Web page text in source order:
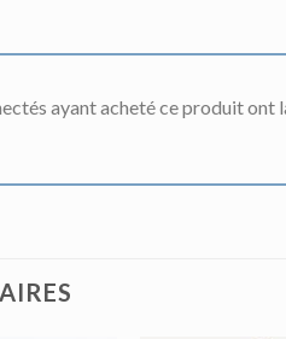
ayant acheté ce produit ont